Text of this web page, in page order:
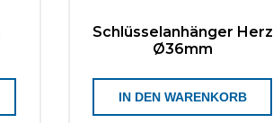
Schlüsselanhänger Herz
Ø36mm
IN DEN WARENKORB